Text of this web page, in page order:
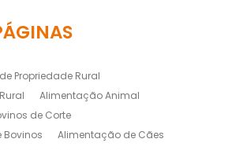
Propriedade Rural
Alimentação Animal
de Corte
Alimentação de Cães